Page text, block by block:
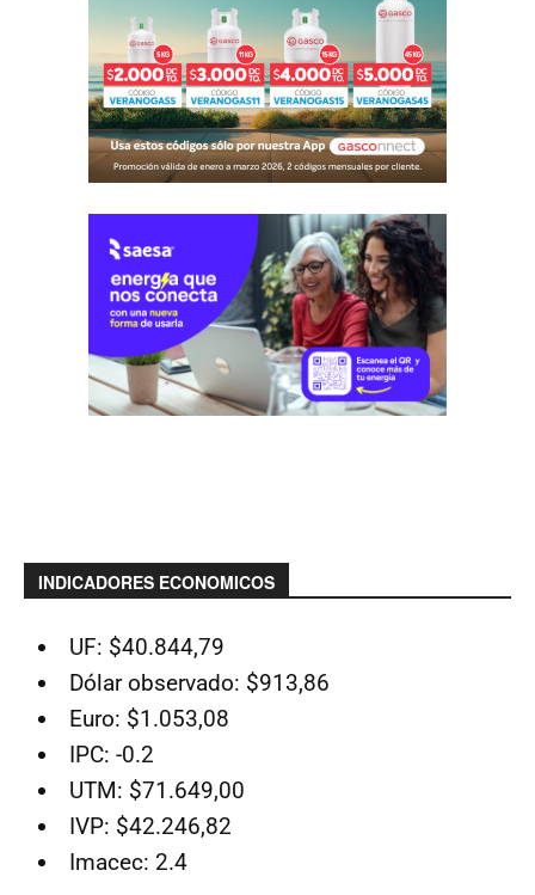
INDICADORES ECONOMICOS
UF: $40.844,79
Dólar observado: $913,86
Euro: $1.053,08
IPC: -0.2
UTM: $71.649,00
IVP: $42.246,82
Imacec: 2.4